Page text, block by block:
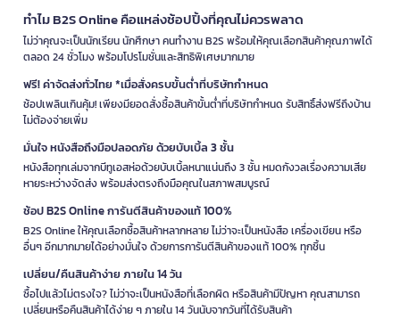
ทำไม B2S Online คือแหล่งช้อปปิ้งที่คุณไม่ควรพลาด
ไม่ว่าคุณจะเป็นนักเรียน นักศึกษา คนทำงาน B2S พร้อมให้คุณเลือกสินค้าคุณภาพได้
ตลอด 24 ชั่วโมง พร้อมโปรโมชั่นและสิทธิพิเศษมากมาย
ฟรี! ค่าจัดส่งทั่วไทย *เมื่อสั่งครบขั้นต่ำที่บริษัทกำหนด
ช้อปเพลินเกินคุ้ม! เพียงมียอดสั่งซื้อสินค้าขั้นต่ำที่บริษัทกำหนด รับสิทธิ์ส่งฟรีถึงบ้าน
ไม่ต้องจ่ายเพิ่ม
มั่นใจ หนังสือถึงมือปลอดภัย ด้วยบับเบิ้ล 3 ชั้น
หนังสือทุกเล่มจากบีทูเอสห่อด้วยบับเบิ้ลหนาแน่นถึง 3 ชั้น หมดกังวลเรื่องความเสีย
หายระหว่างจัดส่ง พร้อมส่งตรงถึงมือคุณในสภาพสมบูรณ์
ช้อป B2S Online การันตีสินค้าของแท้ 100%
B2S Online ให้คุณเลือกซื้อสินค้าหลากหลาย ไม่ว่าจะเป็นหนังสือ เครื่องเขียน หรือ
อื่นๆ อีกมากมายได้อย่างมั่นใจ ด้วยการการันตีสินค้าของแท้ 100% ทุกชิ้น
เปลี่ยน/คืนสินค้าง่าย ภายใน 14 วัน
ซื้อไปแล้วไม่ตรงใจ? ไม่ว่าจะเป็นหนังสือที่เลือกผิด หรือสินค้ามีปัญหา คุณสามารถ
เปลี่ยนหรือคืนสินค้าได้ง่าย ๆ ภายใน 14 วันนับจากวันที่ได้รับสินค้า